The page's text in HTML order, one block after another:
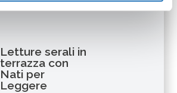
Letture serali in
terrazza con
Nati per
Leggere